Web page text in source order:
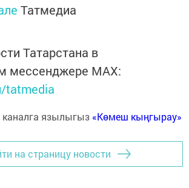
Татмедиа
Татарстана в
мессенджере MАХ:
tatmedia
каналга язылыгыз «Көмеш кыңгырау»
на страницу новости